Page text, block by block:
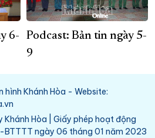
6-
Podcast: Bản tin ngày 5-
9
hình Khánh Hòa - Website:
Khánh Hòa | Giấy phép hoạt động
ngày 06 tháng 01 năm 2023